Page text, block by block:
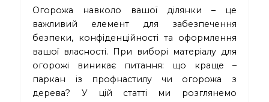
Огорожа навколо вашої ділянки – це
важливий елемент для забезпечення
безпеки, конфіденційності та оформлення
вашої власності. При виборі матеріалу для
огорожі виникає питання: що краще –
паркан із профнастилу чи огорожа з
дерева? У цій статті ми розглянемо